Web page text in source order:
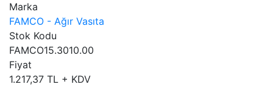
Marka
FAMCO - Ağır Vasıta
Stok Kodu
FAMCO15.3010.00
Fiyat
1.217,37 TL + KDV